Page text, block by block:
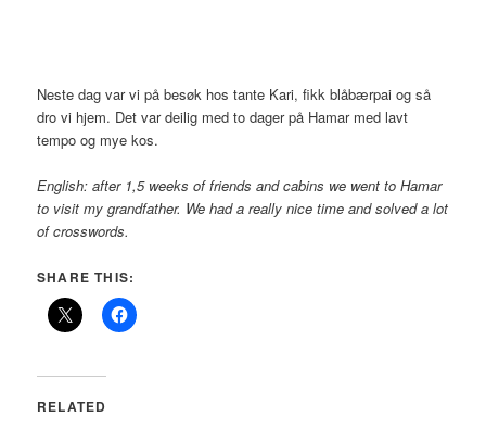
Neste dag var vi på besøk hos tante Kari, fikk blåbærpai og så
dro vi hjem. Det var deilig med to dager på Hamar med lavt
tempo og mye kos.
English: after 1,5 weeks of friends and cabins we went to Hamar
to visit my grandfather. We had a really nice time and solved a lot
of crosswords.
SHARE THIS:
RELATED